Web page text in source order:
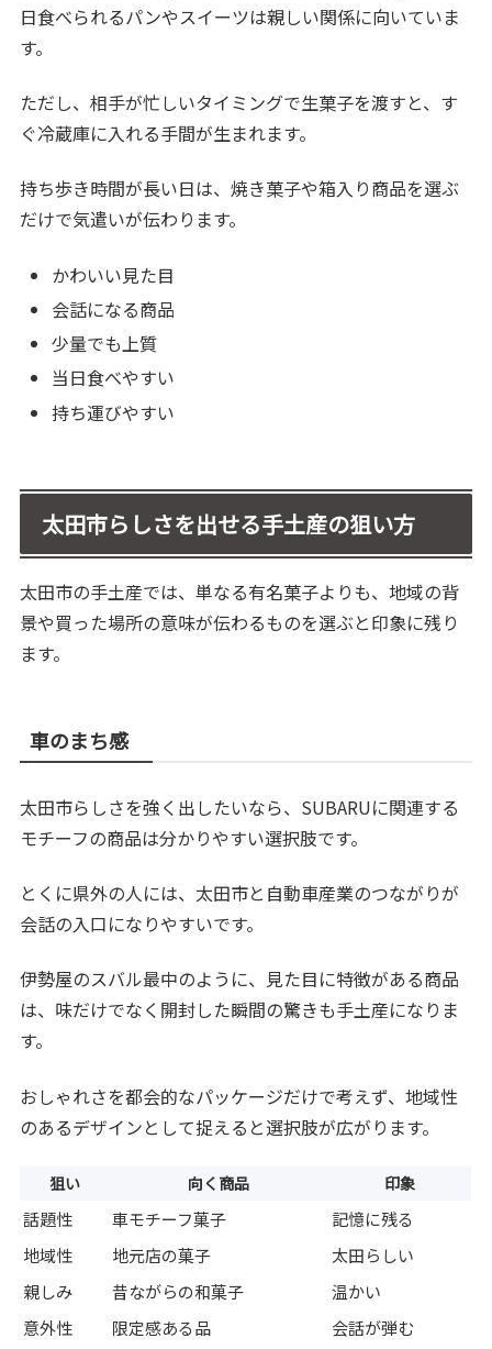
日食べられるパンやスイーツは親しい関係に向いていま
す。
ただし、相手が忙しいタイミングで生菓子を渡すと、す
ぐ冷蔵庫に入れる手間が生まれます。
持ち歩き時間が長い日は、焼き菓子や箱入り商品を選ぶ
だけで気遣いが伝わります。
かわいい見た目
会話になる商品
少量でも上質
当日食べやすい
持ち運びやすい
太田市らしさを出せる手土産の狙い方
太田市の手土産では、単なる有名菓子よりも、地域の背
景や買った場所の意味が伝わるものを選ぶと印象に残り
ます。
車のまち感
太田市らしさを強く出したいなら、SUBARUに関連する
モチーフの商品は分かりやすい選択肢です。
とくに県外の人には、太田市と自動車産業のつながりが
会話の入口になりやすいです。
伊勢屋のスバル最中のように、見た目に特徴がある商品
は、味だけでなく開封した瞬間の驚きも手土産になりま
す。
おしゃれさを都会的なパッケージだけで考えず、地域性
のあるデザインとして捉えると選択肢が広がります。
狙い 向く商品 印象
話題性 車モチーフ菓子
記憶に残る
地域性
地元店の菓子
太田らしい
親しみ
昔ながらの和菓子
温かい
意外性
限定感ある品 会話が弾む